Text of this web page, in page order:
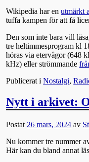
Wikipedia har enutmärkt
tuffa kampen för att få
Den som inte bara vill
tre heltimmesprogram kl
höras via etervågor (648
kHz) eller strömmande
Publicerat i Nostalgi,
Nytt i arkivet:
Postat 26 mars, 2024 av
Nu kommer tre nummer
Här kan du bland annat